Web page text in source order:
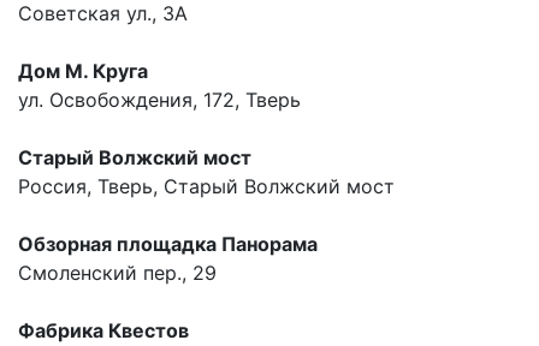
Советская ул., 3А
Дом М. Круга
ул. Освобождения, 172, Тверь
Старый Волжский мост
Россия, Тверь, Старый Волжский мост
Обзорная площадка Панорама
Смоленский пер., 29
Фабрика Квестов